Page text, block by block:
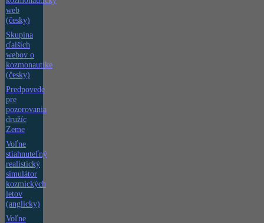
web
(česky)
Skupina
ďalších
webov o
kozmonautike
(česky)
Predpovede
pre
pozorovania
družíc
Zeme
Voľne
stiahnuteľný
realistický
simulátor
kozmických
letov
(anglicky)
Voľne